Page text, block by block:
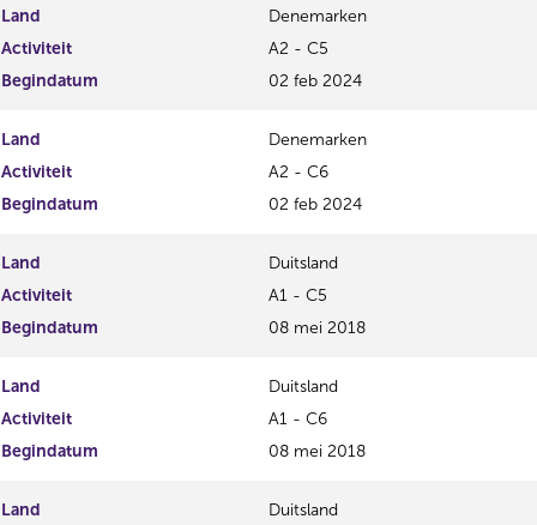
Land
Denemarken
Activiteit
A2 - C5
Begindatum
02 feb 2024
Land
Denemarken
Activiteit
A2 - C6
Begindatum
02 feb 2024
Land
Duitsland
Activiteit
A1 - C5
Begindatum
08 mei 2018
Land
Duitsland
Activiteit
A1 - C6
Begindatum
08 mei 2018
Land Duitsland